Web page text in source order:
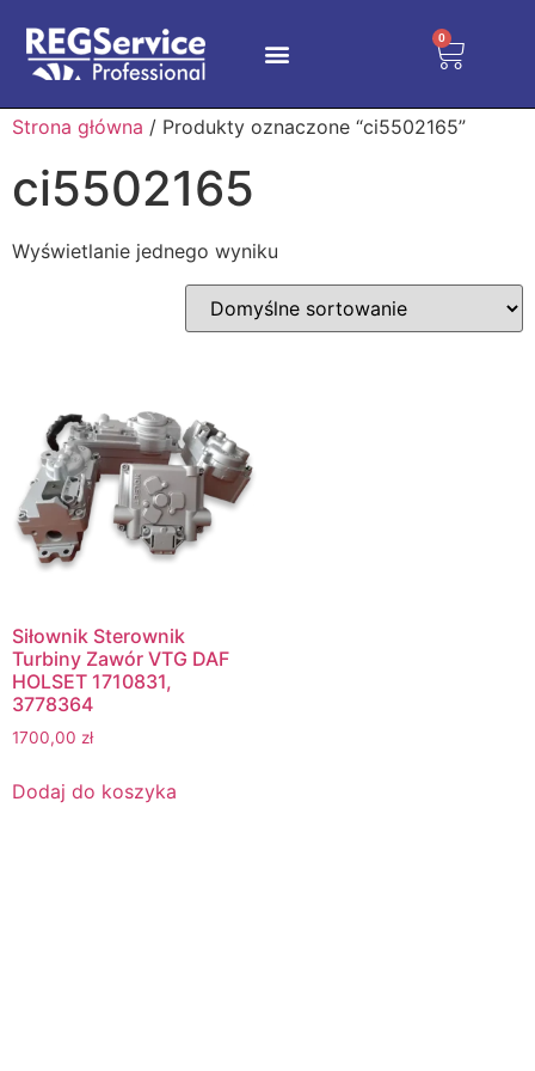
0
Strona główna / Produkty oznaczone “ci5502165”
ci5502165
Wyświetlanie jednego wyniku
Siłownik Sterownik
Turbiny Zawór VTG DAF
HOLSET 1710831,
3778364
1700,00 zł
Dodaj do koszyka